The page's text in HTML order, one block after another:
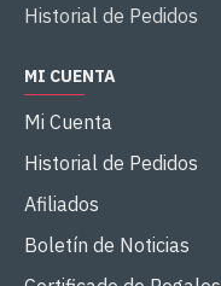
Historial de Pedidos
MI CUENTA
Mi Cuenta
Historial de Pedidos
Afiliados
Boletín de Noticias